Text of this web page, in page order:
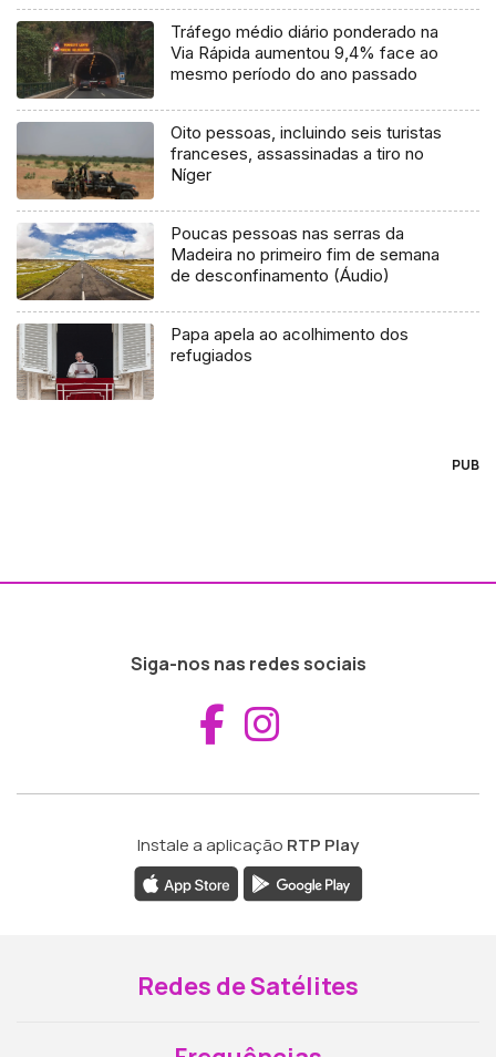
Tráfego médio diário ponderado na
Via Rápida aumentou 9,4% face ao
mesmo período do ano passado
Oito pessoas, incluindo seis turistas
franceses, assassinadas a tiro no
Níger
Poucas pessoas nas serras da
Madeira no primeiro fim de semana
de desconfinamento (Áudio)
Papa apela ao acolhimento dos
refugiados
PUB
Siga-nos nas redes sociais
Aceder ao
Instale a aplicação RTP Play
Redes de Satélites